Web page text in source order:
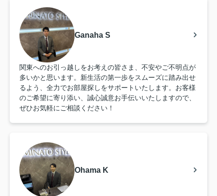
Ganaha S
関東へのお引っ越しをお考えの皆さま、不安やご不明点が
多いかと思います。新生活の第一歩をスムーズに踏み出せ
るよう、全力でお部屋探しをサポートいたします。お客様
のご希望に寄り添い、誠心誠意お手伝いいたしますので、
ぜひお気軽にご相談ください！
Ohama K